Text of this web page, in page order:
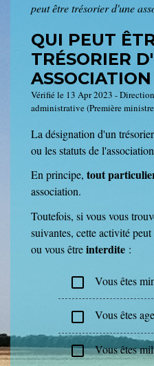
peut être trésorier d'une
QUI PEUT
TRÉSORIER
Vérifié le 13 Apr 2023 -
administrative (Première
La désignation d'un
ou les statuts de
En principe, tout
association.
Toutefois, si vous vous
suivantes, cette activité peut
ou vous êtreinterdite :
check_box_outline_blank Vous êtes
check_box_outline_blank Vous êtes
check_box_outline_blankVous êtes